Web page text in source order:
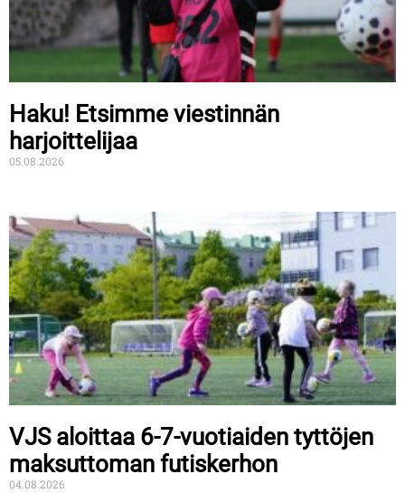
Haku! Etsimme viestinnän
harjoittelijaa
05.08.2026
VJS aloittaa 6-7-vuotiaiden tyttöjen
maksuttoman futiskerhon
04.08.2026